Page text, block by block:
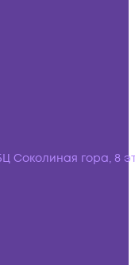
Соколиная гора, 8